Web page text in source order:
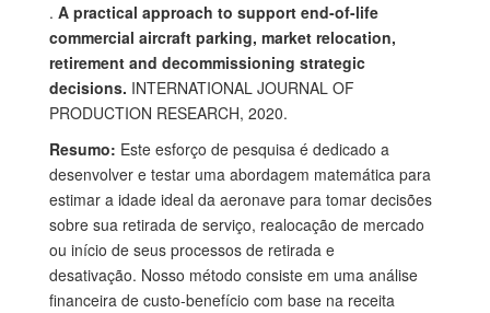
. A practical approach to support end-of-life
commercial aircraft parking, market relocation,
retirement and decommissioning strategic
decisions. INTERNATIONAL JOURNAL OF
PRODUCTION RESEARCH, 2020.
Resumo: Este esforço de pesquisa é dedicado a
desenvolver e testar uma abordagem matemática para
estimar a idade ideal da aeronave para tomar decisões
sobre sua retirada de serviço, realocação de mercado
ou início de seus processos de retirada e
desativação. Nosso método consiste em uma análise
financeira de custo-benefício com base na receita